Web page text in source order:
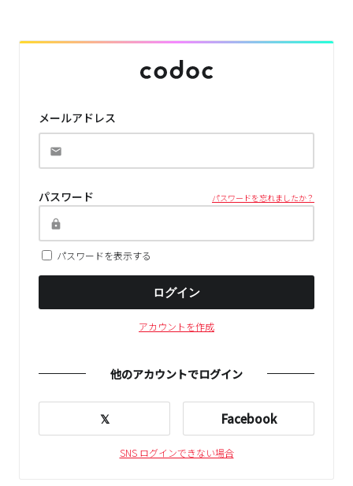
メールアドレス
パスワード パスワードを忘れましたか？
パスワードを表示する
ログイン
アカウントを作成
他のアカウントでログイン
𝕏 Facebook
SNS ログインできない場合